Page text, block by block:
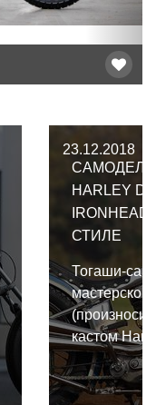
23.12.2018
HARLEY
СТИЛЕ
Тогаши-сан
мастерской
кастом
Sportster
звездой
Йокогаме.